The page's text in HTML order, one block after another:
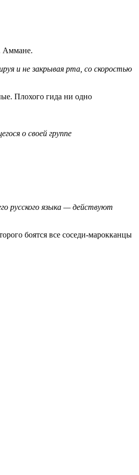
Аммане.
и не закрывая рта, со скоростью
Плохого гида ни одно
о своей группе
русского языка — действуют
боятся все соседи-марокканцы